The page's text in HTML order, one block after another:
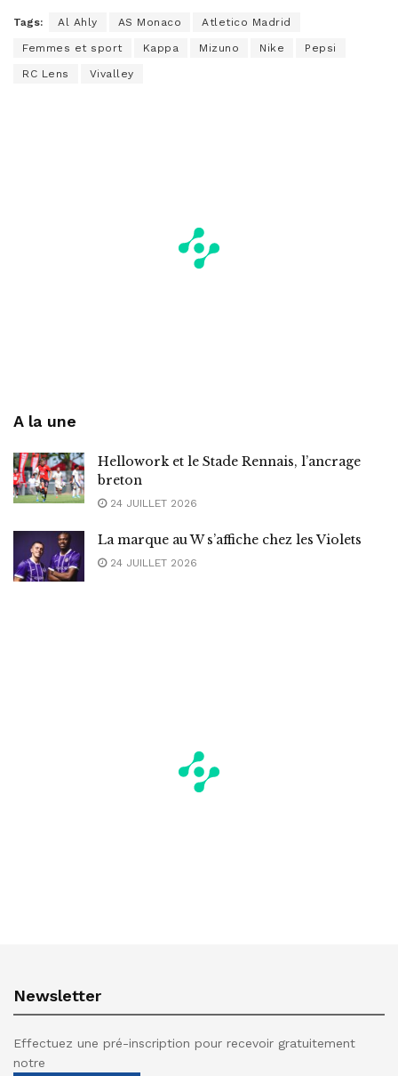
Tags: Al Ahly AS Monaco Atletico Madrid
Femmes et sport Kappa Mizuno Nike Pepsi
RC Lens Vivalley
A la une
Hellowork et le Stade Rennais, l’ancrage
breton
24 JUILLET 2026
La marque au W s’affiche chez les Violets
24 JUILLET 2026
Newsletter
Effectuez une pré-inscription pour recevoir gratuitement
notre